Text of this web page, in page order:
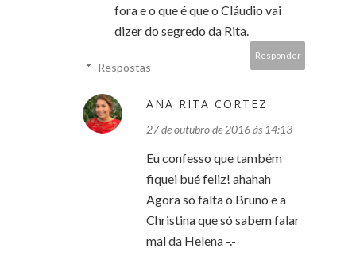
fora e o que é que o Cláudio vai
dizer do segredo da Rita.
Responder
Respostas
ANA RITA CORTEZ
27 de outubro de 2016 às 14:13
Eu confesso que também
fiquei bué feliz! ahahah
Agora só falta o Bruno e a
Christina que só sabem falar
mal da Helena -.-